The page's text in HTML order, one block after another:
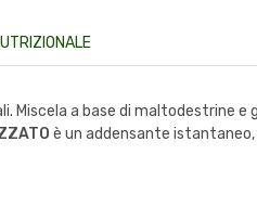
Miscela a base di maltodestrine
è un addensante